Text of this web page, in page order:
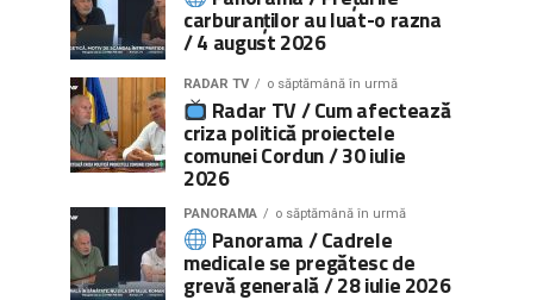
carburanților au luat-o razna
/ 4 august 2026
RADAR TV o săptămână în urmă
Radar TV / Cum afectează
criza politică proiectele
comunei Cordun / 30 iulie
2026
PANORAMA o săptămână în urmă
Panorama / Cadrele
medicale se pregătesc de
grevă generală / 28 iulie 2026